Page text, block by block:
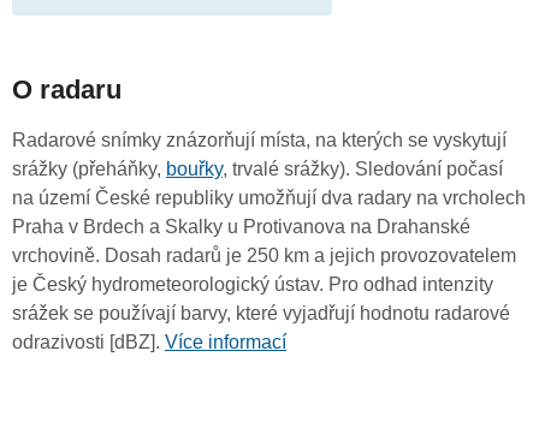
O radaru
Radarové snímky znázorňují místa, na kterých se vyskytují
srážky (přeháňky, bouřky, trvalé srážky). Sledování počasí
na území České republiky umožňují dva radary na vrcholech
Praha v Brdech a Skalky u Protivanova na Drahanské
vrchovině. Dosah radarů je 250 km a jejich provozovatelem
je Český hydrometeorologický ústav. Pro odhad intenzity
srážek se používají barvy, které vyjadřují hodnotu radarové
odrazivosti [dBZ]. Více informací